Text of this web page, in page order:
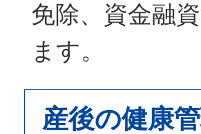
免除、資金融
ます。
産後の健康